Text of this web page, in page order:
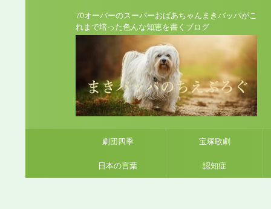
70オーバーのスーパーおばあちゃんまきバッパがこ
れまで培った色んな知恵を書くブログ
劇団四季 宝塚歌劇
日本の言葉 認知症